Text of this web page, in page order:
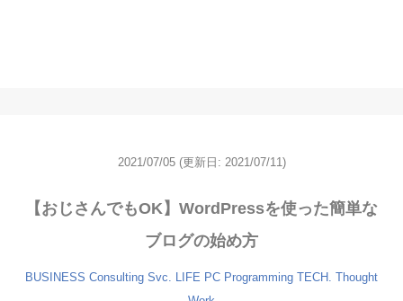
2021/07/05 (更新日: 2021/07/11)
【おじさんでもOK】WordPressを使った簡単な
ブログの始め方
BUSINESS Consulting Svc. LIFE PC Programming TECH. Thought